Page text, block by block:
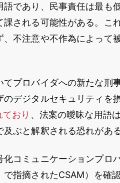
語であり、民事責任は最
される可能性がある。こ
不注意や不作為によって
プロバイダへの新たな刑
デジタルセキュリティを
おり 、法案の曖昧な用語
ぶと解釈される恐れがある
コミュニケーションプロ
で指摘されたCSAM）を確